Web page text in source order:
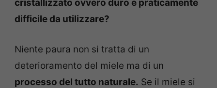
cristallizzato ovvero duro e praticamente
difficile da utilizzare?
Niente paura non si tratta di un
deterioramento del miele ma di un
processo del tutto naturale. Se il miele si